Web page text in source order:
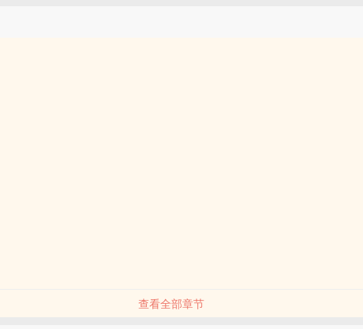
查看全部章节